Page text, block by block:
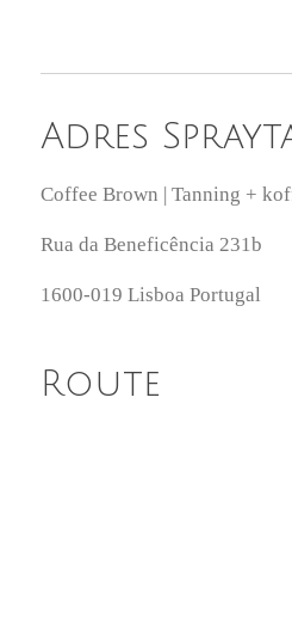
Adres
Coffee Brown | Tanning +
Rua da Beneficência 231b
1600-019 Lisboa Portugal
Route